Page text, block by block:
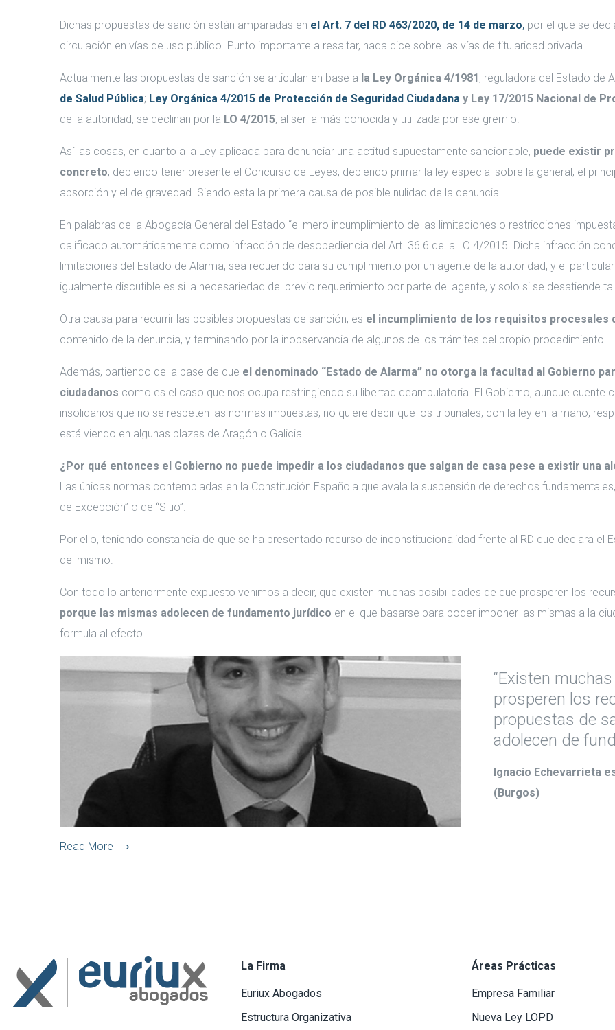
Dichas propuestas de sanción están amparadas en el Art. 7 del RD 463/2020, de 14 de marzo, por el que se
circulación en vías de uso público. Punto importante a resaltar, nada dice sobre las vías de titularidad privada.
Actualmente las propuestas de sanción se articulan en base a la Ley Orgánica 4/1981, reguladora del Estado de
de Salud Pública; Ley Orgánica 4/2015 de Protección de Seguridad Ciudadana y Ley 17/2015 Nacional de
de la autoridad, se declinan por la LO 4/2015, al ser la más conocida y utilizada por ese gremio.
Así las cosas, en cuanto a la Ley aplicada para denunciar una actitud supuestamente sancionable, puede existir
concreto, debiendo tener presente el Concurso de Leyes, debiendo primar la ley especial sobre la general; el
absorción y el de gravedad. Siendo esta la primera causa de posible nulidad de la denuncia.
En palabras de la Abogacía General del Estado “el mero incumplimiento de las limitaciones o restricciones
calificado automáticamente como infracción de desobediencia del Art. 36.6 de la LO 4/2015. Dicha infracción
limitaciones del Estado de Alarma, sea requerido para su cumplimiento por un agente de la autoridad, y el
igualmente discutible es si la necesariedad del previo requerimiento por parte del agente, y solo si se desatiende
Otra causa para recurrir las posibles propuestas de sanción, es el incumplimiento de los requisitos procesales
contenido de la denuncia, y terminando por la inobservancia de algunos de los trámites del propio procedimiento.
Además, partiendo de la base de que el denominado “Estado de Alarma” no otorga la facultad al Gobierno
ciudadanos como es el caso que nos ocupa restringiendo su libertad deambulatoria. El Gobierno, aunque
insolidarios que no se respeten las normas impuestas, no quiere decir que los tribunales, con la ley en la mano,
está viendo en algunas plazas de Aragón o Galicia.
¿Por qué entonces el Gobierno no puede impedir a los ciudadanos que salgan de casa pese a existir una
Las únicas normas contempladas en la Constitución Española que avala la suspensión de derechos
de Excepción” o de “Sitio”.
Por ello, teniendo constancia de que se ha presentado recurso de inconstitucionalidad frente al RD que declara el
del mismo.
Con todo lo anteriormente expuesto venimos a decir, que existen muchas posibilidades de que prosperen los
porque las mismas adolecen de fundamento jurídico en el que basarse para poder imponer las mismas a la
formula al efecto.
“Existen
prosperen los
propuestas de
adolecen de
Ignacio Echevarrieta
(Burgos)
Read More
La Firma
Euriux Abogados
Estructura Organizativa
Áreas Prácticas
Empresa Familiar
Nueva Ley LOPD